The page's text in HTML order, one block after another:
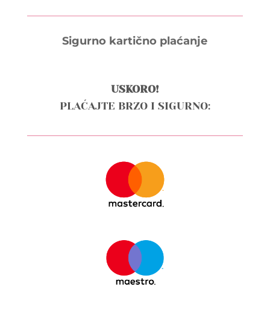
Sigurno kartično plaćanje
USKORO!
PLAĆAJTE BRZO I SIGURNO: